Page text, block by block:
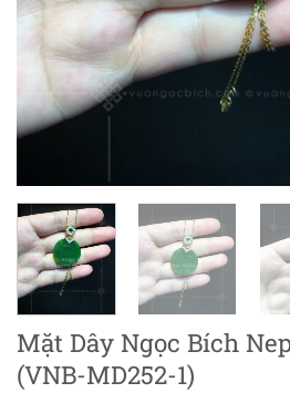
Mặt Dây Ngọc Bích
(VNB-MD252-1)